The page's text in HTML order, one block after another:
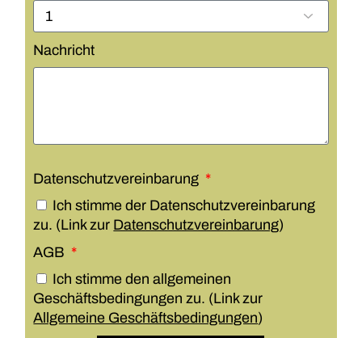
Nachricht
Datenschutzvereinbarung
Ich stimme der Datenschutzvereinbarung
zu. (Link zur Datenschutzvereinbarung)
AGB
Ich stimme den allgemeinen
Geschäftsbedingungen zu. (Link zur
Allgemeine Geschäftsbedingungen)